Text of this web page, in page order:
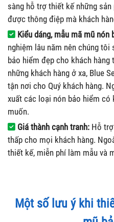
sàng hỗ trợ thiết kế những
được thông điệp mà khách
Kiểu dáng, mẫu mã mũ nón
nghiệm lâu năm nên chúng
bảo hiểm đẹp cho khách
những khách hàng ở xa, Blue
tận nơi cho Quý khách hàng.
xuất các loại nón bảo hiểm có
muốn.
Giá thành cạnh tranh: Hỗ
thấp cho mọi khách hàng.
thiết kế, miễn phí làm mẫu và
mũ
Thông thường, không chỉ